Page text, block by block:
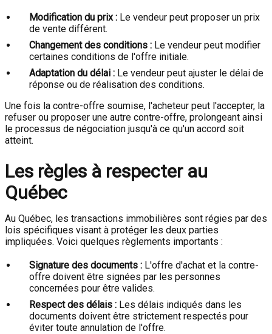
Modification du prix : Le vendeur peut proposer un prix
de vente différent.
Changement des conditions : Le vendeur peut modifier
certaines conditions de l'offre initiale.
Adaptation du délai : Le vendeur peut ajuster le délai de
réponse ou de réalisation des conditions.
Une fois la contre-offre soumise, l'acheteur peut l'accepter, la
refuser ou proposer une autre contre-offre, prolongeant ainsi
le processus de négociation jusqu'à ce qu'un accord soit
atteint.
Les règles à respecter au
Québec
Au Québec, les transactions immobilières sont régies par des
lois spécifiques visant à protéger les deux parties
impliquées. Voici quelques règlements importants :
Signature des documents : L'offre d'achat et la contre-
offre doivent être signées par les personnes
concernées pour être valides.
Respect des délais : Les délais indiqués dans les
documents doivent être strictement respectés pour
éviter toute annulation de l'offre.